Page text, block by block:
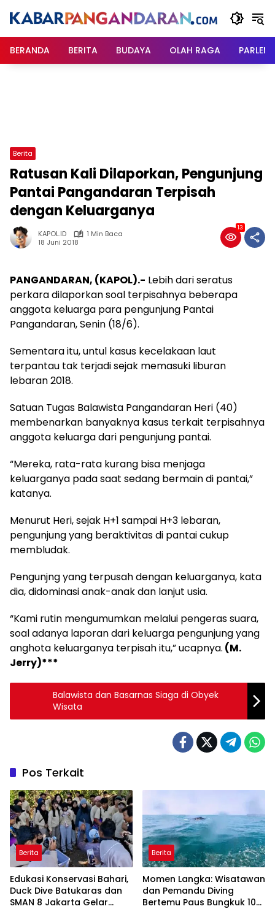
BERANDA
BERITA BUDAYA OLAH RAGA
Berita
Ratusan Kali Dilaporkan, Pengunjung
Pantai Pangandaran Terpisah
dengan Keluarganya
KAPOL.ID
1 Min Baca
18 Juni 2018
13
PANGANDARAN, (KAPOL).- Lebih dari seratus
perkara dilaporkan soal terpisahnya beberapa
anggota keluarga para pengunjung Pantai
Pangandaran, Senin (18/6).
Sementara itu, untul kasus kecelakaan laut
terpantau tak terjadi sejak memasuki liburan
lebaran 2018.
Satuan Tugas Balawista Pangandaran Heri (40)
membenarkan banyaknya kasus terkait terpisahnya
anggota keluarga dari pengunjung pantai.
“Mereka, rata-rata kurang bisa menjaga
keluarganya pada saat sedang bermain di pantai,”
katanya.
Menurut Heri, sejak H+1 sampai H+3 lebaran,
pengunjung yang beraktivitas di pantai cukup
membludak.
Pengunjng yang terpusah dengan keluarganya, kata
dia, didominasi anak-anak dan lanjut usia.
“Kami rutin mengumumkan melalui pengeras suara,
soal adanya laporan dari keluarga pengunjung yang
anghota keluarganya terpisah itu,” ucapnya. (M.
Jerry)***
Balawista dan Basarnas Siaga di Obyek
Wisata
Pos Terkait
Berita
Edukasi Konservasi Bahari,
Duck Dive Batukaras dan
SMAN 8 Jakarta Gelar
Berita
Momen Langka: Wisatawan
dan Pemandu Diving
Bertemu Paus Bungkuk 10